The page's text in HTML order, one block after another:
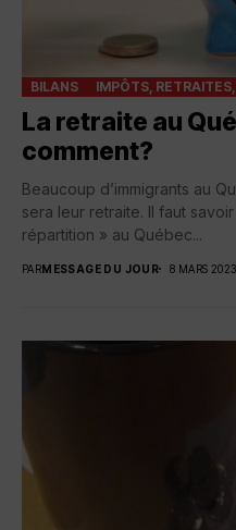
BILANS IMPÔTS,
La retraite au
comment?
Beaucoup d’immigrants au
sera leur retraite. Il faut
répartition » au Québec...
PARMESSAGE DU JOUR 8 MARS 2023